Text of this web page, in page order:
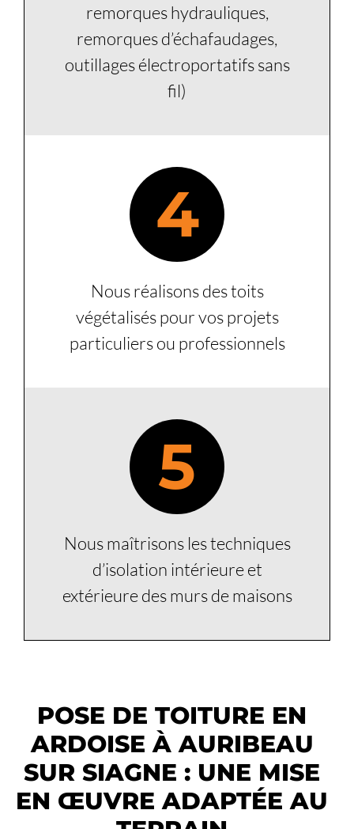
remorques hydrauliques,
remorques d’échafaudages,
outillages électroportatifs sans
fil)
4
Nous réalisons des toits
végétalisés pour vos projets
particuliers ou professionnels
5
Nous maîtrisons les techniques
d’isolation intérieure et
extérieure des murs de maisons
POSE DE TOITURE EN
ARDOISE À AURIBEAU
SUR SIAGNE : UNE MISE
EN ŒUVRE ADAPTÉE AU